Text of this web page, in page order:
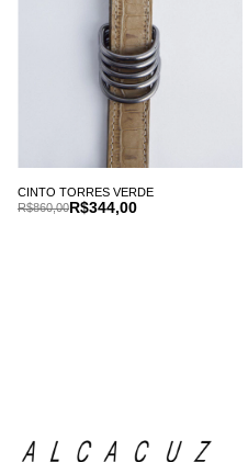
CINTO TORRES VERDE
R$344,00
R$860,00